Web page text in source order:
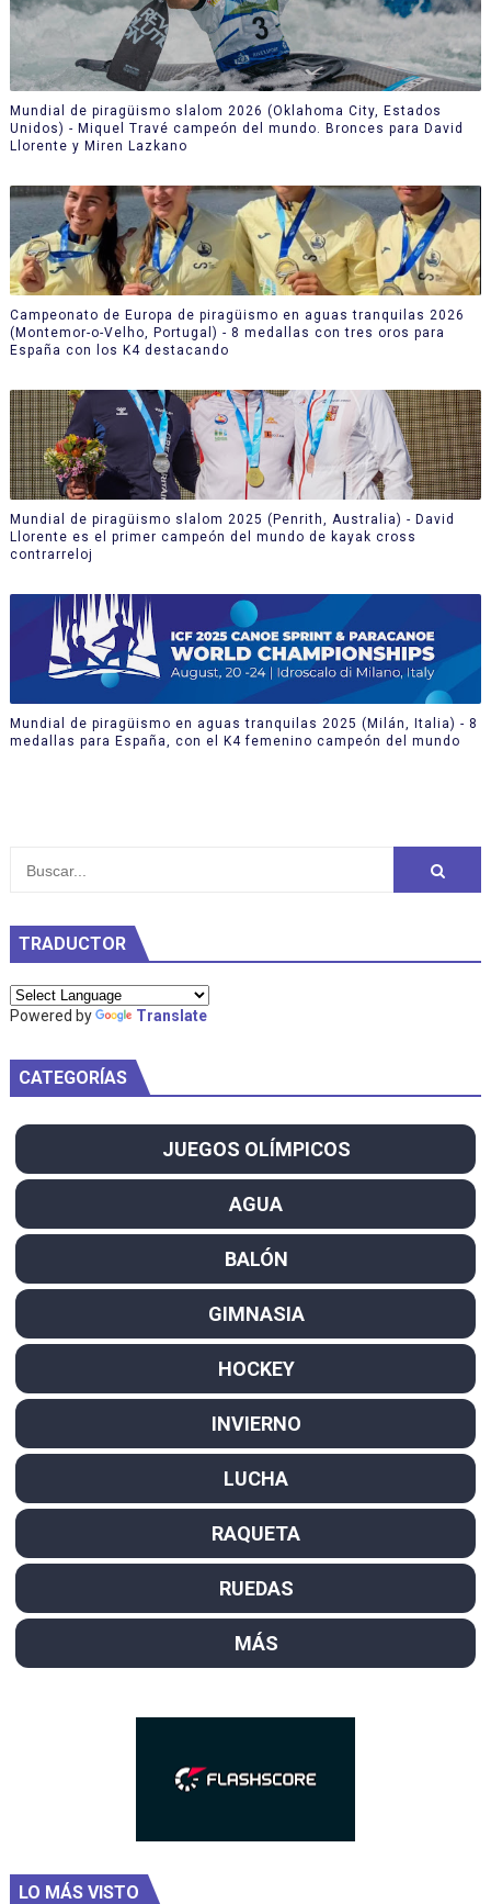
Mundial de piragüismo slalom 2026 (Oklahoma City, Estados
Unidos) - Miquel Travé campeón del mundo. Bronces para David
Llorente y Miren Lazkano
Campeonato de Europa de piragüismo en aguas tranquilas 2026
(Montemor-o-Velho, Portugal) - 8 medallas con tres oros para
España con los K4 destacando
Mundial de piragüismo slalom 2025 (Penrith, Australia) - David
Llorente es el primer campeón del mundo de kayak cross
contrarreloj
Mundial de piragüismo en aguas tranquilas 2025 (Milán, Italia) - 8
medallas para España, con el K4 femenino campeón del mundo
TRADUCTOR
Powered by Translate
CATEGORÍAS
JUEGOS OLÍMPICOS
AGUA
BALÓN
GIMNASIA
HOCKEY
INVIERNO
LUCHA
RAQUETA
RUEDAS
MÁS
LO MÁS VISTO